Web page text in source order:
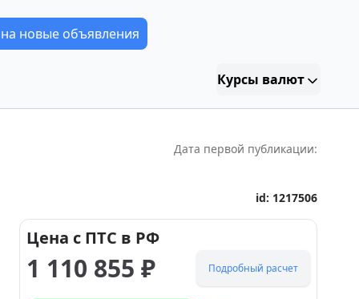
новые объявления
Курсы валют
Дата первой публикации:
id: 1217506
Цена с ПТС в РФ
1 110 855 ₽ Подробный расчет